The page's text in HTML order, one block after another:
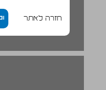
חזרה לאתר